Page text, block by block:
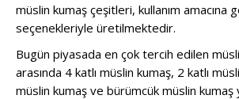
müslin kumaş çeşitleri, kullanım amacına
seçenekleriyle üretilmektedir.
Bugün piyasada en çok tercih edilen
arasında 4 katlı müslin kumaş, 2 katlı
müslin kumaş ve bürümcük müslin kumaş